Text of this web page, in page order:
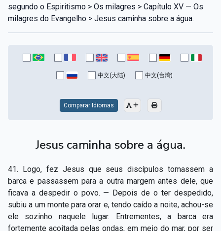
segundo o Espiritismo > Os milagres > Capítulo XV — Os
milagres do Evangelho > Jesus caminha sobre a água.
中文(大陆) 中文(台灣)
Comparar Idiomas
Jesus caminha sobre a água.
41. Logo, fez Jesus que seus discípulos tomassem a
barca e passassem para a outra margem antes dele, que
ficava a despedir o povo. — Depois de o ter despedido,
subiu a um monte para orar e, tendo caído a noite, achou-se
ele sozinho naquele lugar. Entrementes, a barca era
fortemente açoitada pelas ondas, em meio do mar, por ser